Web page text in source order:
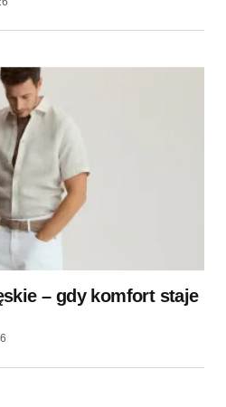
– gdy komfort staje